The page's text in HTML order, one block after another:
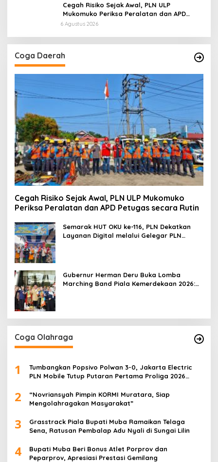
Cegah Risiko Sejak Awal, PLN ULP
Mukomuko Periksa Peralatan dan APD
Petugas secara Rutin
6 Agustus 2026
Coga Daerah
Cegah Risiko Sejak Awal, PLN ULP Mukomuko
Periksa Peralatan dan APD Petugas secara Rutin
Semarak HUT OKU ke-116, PLN Dekatkan
Layanan Digital melalui Gelegar PLN
Gubernur Herman Deru Buka Lomba
Marching Band Piala Kemerdekaan 2026:
Coga Olahraga
1
Tumbangkan Popsivo Polwan 3-0, Jakarta Electric
PLN Mobile Tutup Putaran Pertama Proliga 2026
2
“Novriansyah Pimpin KORMI Muratara, Siap
Mengolahragakan Masyarakat”
3
Grasstrack Piala Bupati Muba Ramaikan Telaga
Sena, Ratusan Pembalap Adu Nyali di Sungai Lilin
4
Bupati Muba Beri Bonus Atlet Porprov dan
Peparprov, Apresiasi Prestasi Gemilang